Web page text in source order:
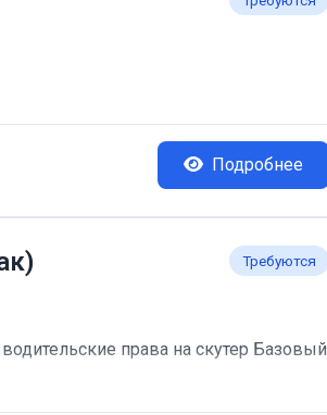
Подробнее
Требуются
права на скутер Базовый